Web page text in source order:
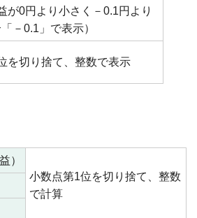
が0円より小さく－0.1円より
－0.1」で表示）
を切り捨て、整数で表示
）
小数点第1位を切り捨て、整数
で計算